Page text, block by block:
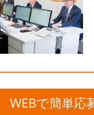
WEBで簡単応